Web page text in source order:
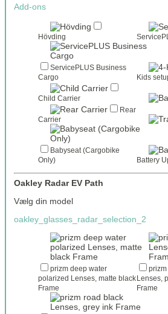
Add-ons
Hövding
ServicePLUS Business
Cargo
Kids
Child Carrier
Rear
Carrier
Babyseat (Cargobike
Only)
Battery
Oakley Radar EV Path
Vælg din model
oakley_glasses_radar_selection_2
prizm deep water
polarized Lenses, matte black
Frame
Lenses,
Frame